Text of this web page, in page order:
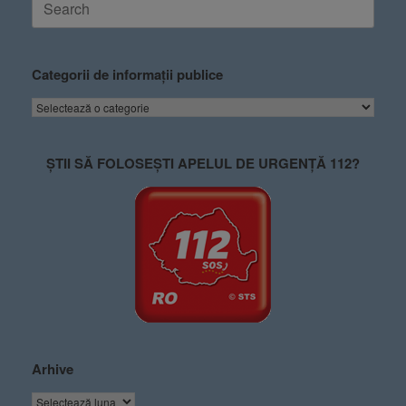
Categorii de informații publice
ȘTII SĂ FOLOSEȘTI APELUL DE URGENȚĂ 112?
Arhive